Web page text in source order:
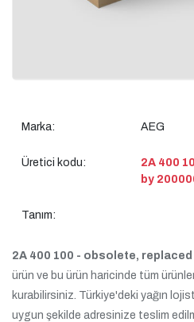
Marka: AEG
Üretici kodu:
2A 400
by
Tanım:
2A 400 100 - obsolete, replaced
ürün ve bu ürün haricinde tüm
kurabilirsiniz. Türkiye'deki yağın
uygun şekilde adresinize teslim